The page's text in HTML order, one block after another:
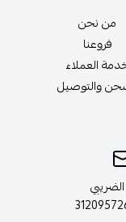
من نحن
فروعنا
العملاء
والتوصيل